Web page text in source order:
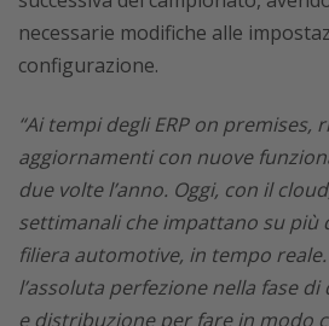
necessarie modifiche alle
configurazione.
“Ai tempi degli ERP on premises,
aggiornamenti con nuove
due volte l’anno. Oggi, con il
settimanali che impattano su più
filiera automotive, in tempo reale.
l’assoluta perfezione nella fase
e distribuzione per fare in modo